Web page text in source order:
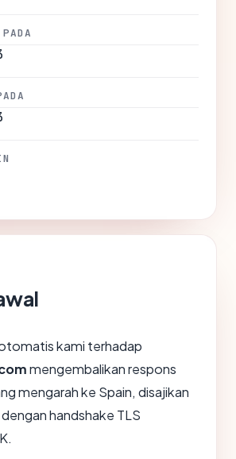
kami terhadap
mengembalikan respons
mengarah ke Spain, disajikan
handshake TLS